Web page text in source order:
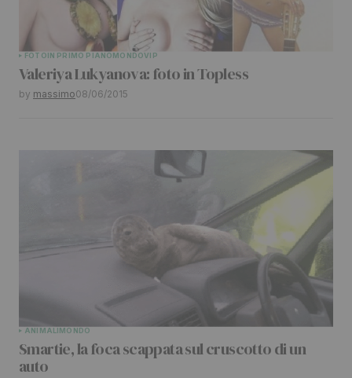
Your Name*
Your E-mail
FOTOIN PRIMO PIANOMONDOVIP
Valeriya Lukyanova: foto in Topless
by massimo08/06/2015
ANIMALIMONDO
Smartie, la foca scappata sul cruscotto di un
auto